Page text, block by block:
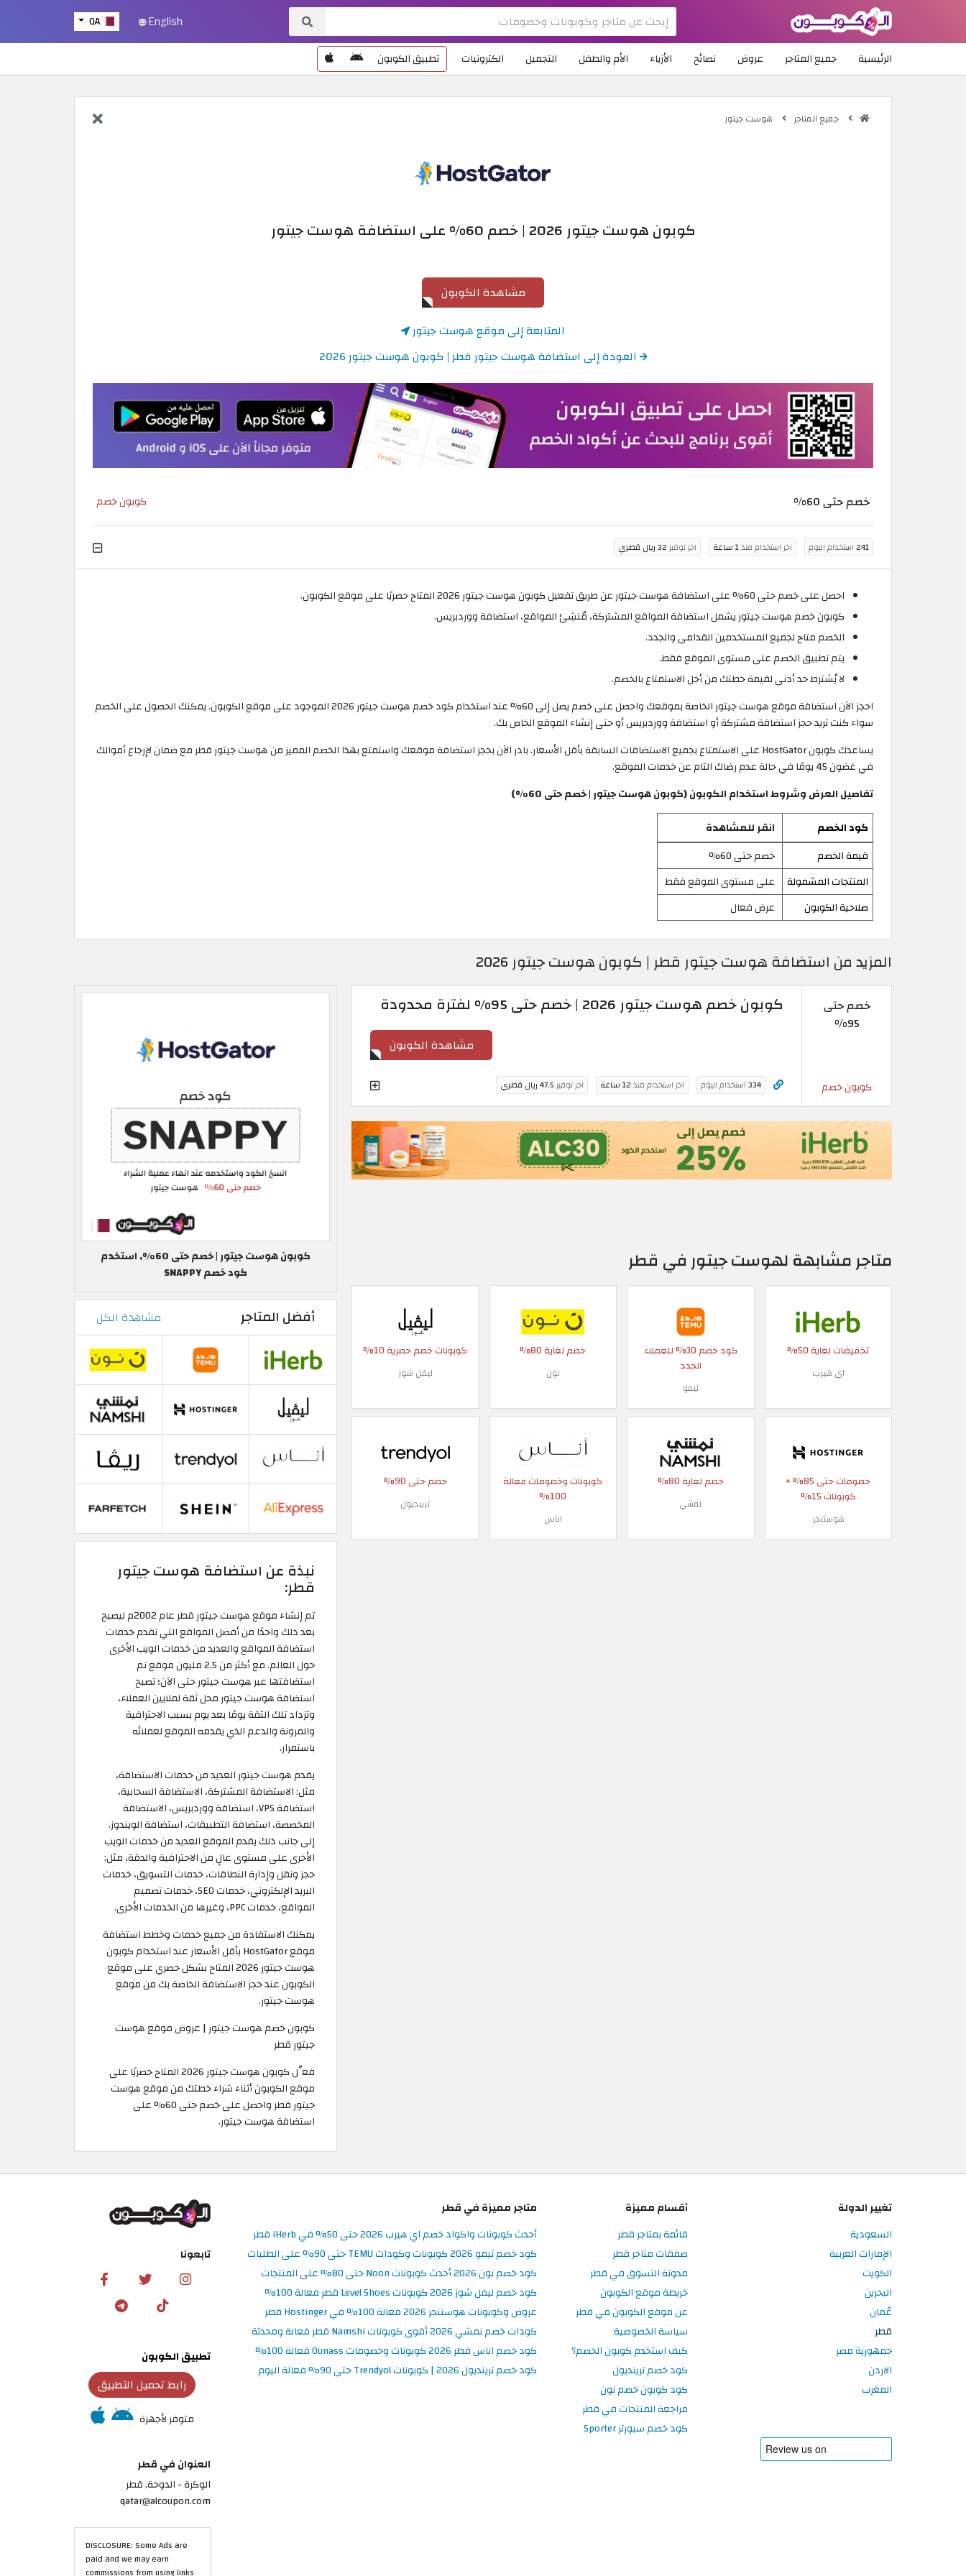
QA English
الرئيسية جميع المتاجر عروض نصائح الأزياء الأم والطفل التجميل الكترونيات تطبيق الكوبون
جميع المتاجر هوست جيتور
كوبون هوست جيتور 2026 | خصم 60% على استضافة هوست جيتور
مشاهدة الكوبون
المتابعة إلى موقع هوست جيتور
العودة إلى استضافة هوست جيتور قطر | كوبون هوست جيتور 2026
خصم حتى 60% كوبون خصم
241استخدام اليوم اخر استخدام منذ1 ساعة اخر توفير32 ريال قطري
احصل على خصم حتى 60% على استضافة هوست جيتور عن طريق تفعيل كوبون هوست جيتور 2026 المتاح حصريًا على موقع الكوبون.
كوبون خصم هوست جيتور يشمل استضافة المواقع المشتركة، مُنشِئ المواقع، استضافة ووردبريس.
الخصم متاح لجميع المستخدمين القدامى والجدد.
يتم تطبيق الخصم على مستوى الموقع فقط.
لا يُشترط حد أدنى لقيمة خطتك من أجل الاستمتاع بالخصم.
احجز الآن استضافة موقع هوست جيتور الخاصة بموقعك واحصل على خصم يصل إلى 60% عند استخدام كود خصم هوست جيتور 2026 الموجود على موقع الكوبون. يمكنك الحصول على الخصم
سواء كنت تريد حجز استضافة مشتركة أو استضافة ووردبريس أو حتى إنشاء الموقع الخاص بك.
يساعدك كوبون HostGator على الاستمتاع بجميع الاستضافات السابقة بأقل الأسعار. بادر الآن بحجز استضافة موقعك واستمتع بهذا الخصم المميز من هوست جيتور قطر مع ضمان لإرجاع أموالك
في غضون 45 يومًا في حالة عدم رضاك التام عن خدمات الموقع.
تفاصيل العرض وشروط استخدام الكوبون (كوبون هوست جيتور | خصم حتى 60%)
كود الخصم
انقر للمشاهدة
قيمة الخصم
خصم حتى 60%
المنتجات المشمولة
على مستوى الموقع فقط
صلاحية الكوبون
عرض فعال
المزيد من استضافة هوست جيتور قطر | كوبون هوست جيتور 2026
خصم حتى
95%
كوبون خصم
كوبون خصم هوست جيتور 2026 | خصم حتى 95% لفترة محدودة
مشاهدة الكوبون
334استخدام اليوم اخر استخدام منذ12 ساعة اخر توفير47.5 ريال قطري
متاجر مشابهة لهوست جيتور في قطر
تخفيضات لغاية 50%
اي هيرب
كود خصم 30% للعملاء
الجدد
تيمو
خصم لغاية 80%
نون
كوبونات خصم حصرية 10%
ليفل شوز
خصومات حتى 85% +
كوبونات 15%
هوستنجر
خصم لغاية 80%
نمشي
كوبونات وخصومات فعالة
100%
اناس
خصم حتى 90%
ترينديول
كوبون هوست جيتور | خصم حتى 60%, استخدم
كود خصم SNAPPY
أفضل المتاجر مشاهدة الكل
نبذة عن استضافة هوست جيتور
قطر:
تم إنشاء موقع هوست جيتور قطر عام 2002م ليصبح
بعد ذلك واحدًا من أفضل المواقع التي تقدم خدمات
استضافة المواقع والعديد من خدمات الويب الأخرى
حول العالم. مع أكثر من 2,5 مليون موقع تم
استضافتها عبر هوست جيتور حتى الآن؛ تصبح
استضافة هوست جيتور محل ثقة لملايين العملاء،
وتزداد تلك الثقة يومًا بعد يوم بسبب الاحترافية
والمرونة والدعم الذي يقدمه الموقع لعملائه
باستمرار.
يقدم هوست جيتور العديد من خدمات الاستضافة،
مثل: الاستضافة المشتركة، الاستضافة السحابية،
استضافة VPS، استضافة ووردبريس، الاستضافة
المخصصة، استضافة التطبيقات، استضافة الويندوز.
إلى جانب ذلك يقدم الموقع العديد من خدمات الويب
الأخرى على مستوى عالٍ من الاحترافية والدقة، مثل:
حجز ونقل وإدارة النطاقات، خدمات التسويق، خدمات
البريد الإلكتروني، خدمات SEO، خدمات تصميم
المواقع، خدمات PPC، وغيرها من الخدمات الأخرى.
يمكنك الاستفادة من جميع خدمات وخطط استضافة
موقع HostGator بأقل الأسعار عند استخدام كوبون
هوست جيتور 2026 المتاح بشكل حصري على موقع
الكوبون عند حجز الاستضافة الخاصة بك من موقع
هوست جيتور.
كوبون خصم هوست جيتور | عروض موقع هوست
جيتور قطر
فعِّل كوبون هوست جيتور 2026 المتاح حصريًا على
موقع الكوبون أثناء شراء خطتك من موقع هوست
جيتور قطر واحصل على خصم حتى 60% على
استضافة هوست جيتور.
تغيير الدولة
السعودية
الإمارات العربية
الكويت
البحرين
عُمان
قطر
جمهورية مصر
الاردن
المغرب
أقسام مميزة
قائمة بمتاجر قطر
صفقات متاجر قطر
مدونة التسوق في قطر
خريطة موقع الكوبون
عن موقع الكوبون في قطر
سياسة الخصوصية
كيف استخدم كوبون الخصم؟
كود خصم ترينديول
كود كوبون خصم نون
مراجعة المنتجات في قطر
كود خصم سبورتر Sporter
متاجر مميزة في قطر
أحدث كوبونات واكواد خصم اي هيرب 2026 حتى 50% في iHerb قطر
كود خصم تيمو 2026 كوبونات وكودات TEMU حتى 90% على الطلبات
كود خصم نون 2026 أحدث كوبونات Noon حتى 80% على المنتجات
كود خصم ليفل شوز 2026 كوبونات Level Shoes قطر فعالة 100%
عروض وكوبونات هوستنجر 2026 فعالة 100% في Hostinger قطر
كودات خصم نمشي 2026 أقوى كوبونات Namshi قطر فعالة ومحدثة
كود خصم اناس قطر 2026 كوبونات وخصومات Ounass فعالة 100%
كود خصم ترينديول 2026 | كوبونات Trendyol حتى 90% فعالة اليوم
تابعونا
تطبيق الكوبون
رابط تحميل التطبيق
متوفر لأجهزة
العنوان في قطر
الوكرة - الدوحة, قطر
qatar@alcoupon.com
DISCLOSURE: Some Ads are
paid and we may earn
commissions from using links